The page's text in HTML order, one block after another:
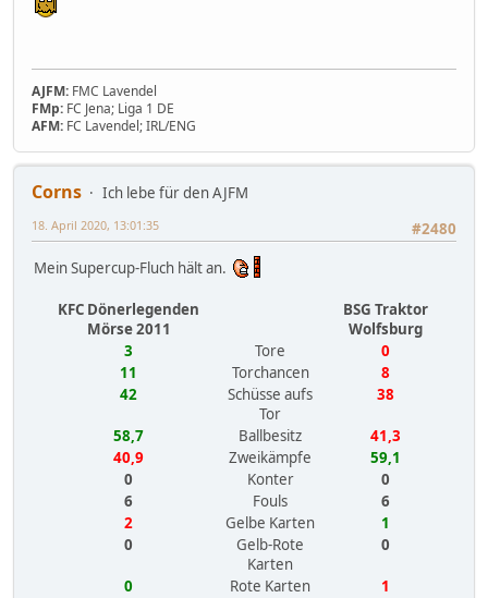
AJFM: FMC Lavendel
FMp: FC Jena; Liga 1 DE
AFM: FC Lavendel; IRL/ENG
Corns
Ich lebe für den AJFM
#2480
18. April 2020, 13:01:35
Mein Supercup-Fluch hält an.
KFC Dönerlegenden
Mörse 2011
BSG Traktor
Wolfsburg
3
Tore
0
11
Torchancen
8
42
Schüsse aufs
Tor
38
58,7 Ballbesitz
41,3
40,9
Zweikämpfe
59,1
0
Konter
0
6
Fouls
6
2
Gelbe Karten
1
0
Gelb-Rote
Karten
0
0 Rote Karten
1